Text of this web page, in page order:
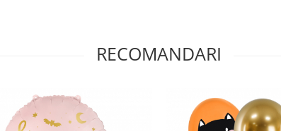
RECOMANDARI